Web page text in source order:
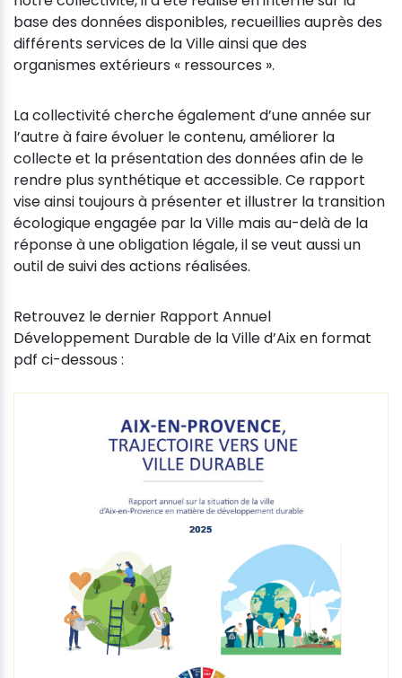
base des données disponibles, recueillies auprès des
différents services de la Ville ainsi que des
organismes extérieurs « ressources ».
La collectivité cherche également d’une année sur
l’autre à faire évoluer le contenu, améliorer la
collecte et la présentation des données afin de le
rendre plus synthétique et accessible. Ce rapport
vise ainsi toujours à présenter et illustrer la transition
écologique engagée par la Ville mais au-delà de la
réponse à une obligation légale, il se veut aussi un
outil de suivi des actions réalisées.
Retrouvez le dernier Rapport Annuel
Développement Durable de la Ville d’Aix en format
pdf ci-dessous :